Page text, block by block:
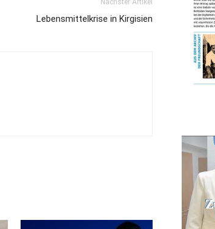
Nächster Artikel
Lebensmittelkrise in Kirgisien